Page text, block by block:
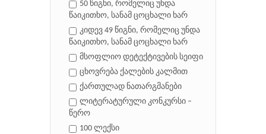
50 წიგნი, რომელიც უნდა
წაიკითხო, სანამ ცოცხალი ხარ
კიდევ 49 წიგნი, რომელიც უნდა
წაიკითხო, სანამ ცოცხალი ხარ
მსოფლიო დეტექტივების სეიფი
ცხოვრება ქალების კალმით
ქართულად ნათარგმანები
ლიტერატურული კონკურსი –
წერო
100 ლექსი